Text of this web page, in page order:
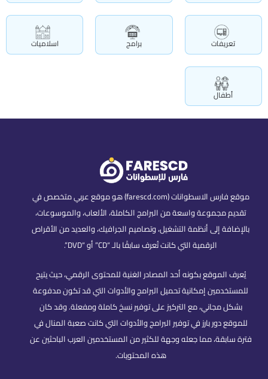
تعريفات برامج اسلاميات
أطفال
موقع فارس الاسطوانات (farescd.com) هو موقع عربي متخصص في
تقديم مجموعة واسعة من البرامج الكاملة، الألعاب، والموسوعات،
بالإضافة إلى أنظمة التشغيل، وتصاميم الجرافيك، والعديد من الأقراص
الرقمية التي كانت تُعرف سابقًا بالـ “CD” أو “DVD”.
يُعرف الموقع بكونه أحد المصادر الغنية للمحتوى الرقمي، حيث يتيح
للمستخدمين إمكانية تحميل البرامج والأدوات التي قد تكون مدفوعة
بشكل مجاني، مع التركيز على توفير نسخ كاملة ومفعلة. وقد كان
للموقع دور بارز في توفير البرامج والأدوات التي كانت صعبة المنال في
فترة سابقة، مما جعله وجهة للكثير من المستخدمين العرب الباحثين عن
هذه المحتويات.